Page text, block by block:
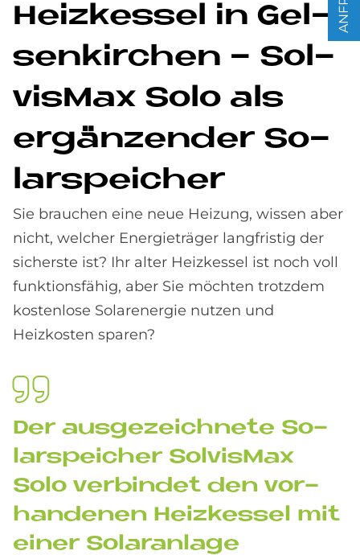
Heiz­kes­sel in Gel­
sen­kir­chen - Sol­
vis­Max Solo als
er­gän­zen­der So­
lar­spei­cher
Sie brauchen eine neue Heizung, wissen aber
nicht, welcher Energieträger langfristig der
sicherste ist? Ihr alter Heizkessel ist noch voll
funktionsfähig, aber Sie möchten trotzdem
kostenlose Solarenergie nutzen und
Heizkosten sparen?
Der aus­ge­zeich­ne­te So­
lar­spei­cher Sol­vis­Max
Solo ver­bin­det den vor­
han­de­nen Heiz­kes­sel mit
ei­ner So­lar­an­la­ge